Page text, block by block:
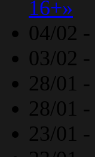
16+»
04/02 -
03/02 -
28/01 -
28/01 -
23/01 -